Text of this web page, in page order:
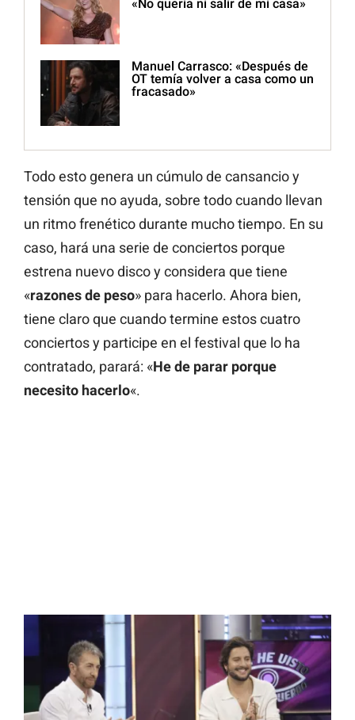
«No quería ni salir de mi casa»
Manuel Carrasco: «Después de
OT temía volver a casa como un
fracasado»
Todo esto genera un cúmulo de cansancio y
tensión que no ayuda, sobre todo cuando llevan
un ritmo frenético durante mucho tiempo. En su
caso, hará una serie de conciertos porque
estrena nuevo disco y considera que tiene
«razones de peso» para hacerlo. Ahora bien,
tiene claro que cuando termine estos cuatro
conciertos y participe en el festival que lo ha
contratado, parará: «He de parar porque
necesito hacerlo«.